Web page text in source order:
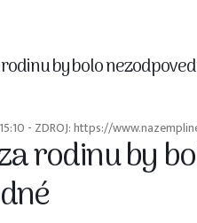
by bolo
- ZDROJ: https://
rodinu by